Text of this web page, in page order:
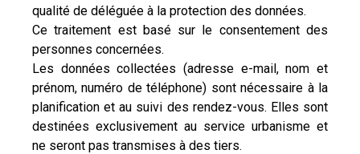
qualité de déléguée à la protection des données.
Ce traitement est basé sur le consentement des
personnes concernées.
Les données collectées (adresse e-mail, nom et
prénom, numéro de téléphone) sont nécessaire à la
planification et au suivi des rendez-vous. Elles sont
destinées exclusivement au service urbanisme et
ne seront pas transmises à des tiers.